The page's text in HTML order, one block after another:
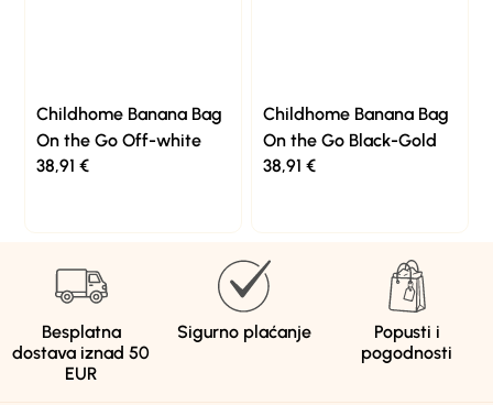
Childhome Banana Bag
On the Go Off-white
38,91€
Childhome Banana Bag
On the Go Black-Gold
38,91 €
Besplatna
dostava iznad 50
EUR
Sigurno plaćanje
Popusti i
pogodnosti